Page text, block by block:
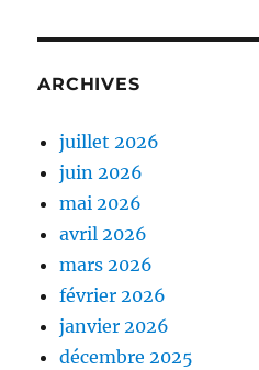
ARCHIVES
juillet 2026
juin 2026
mai 2026
avril 2026
mars 2026
février 2026
janvier 2026
décembre 2025